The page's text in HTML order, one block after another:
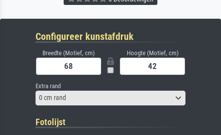
Configureer kunstafdruk
Breedte (Motief, cm) Hoogte (Motief, cm)
Extra rand
0 cm rand
Fotolijst